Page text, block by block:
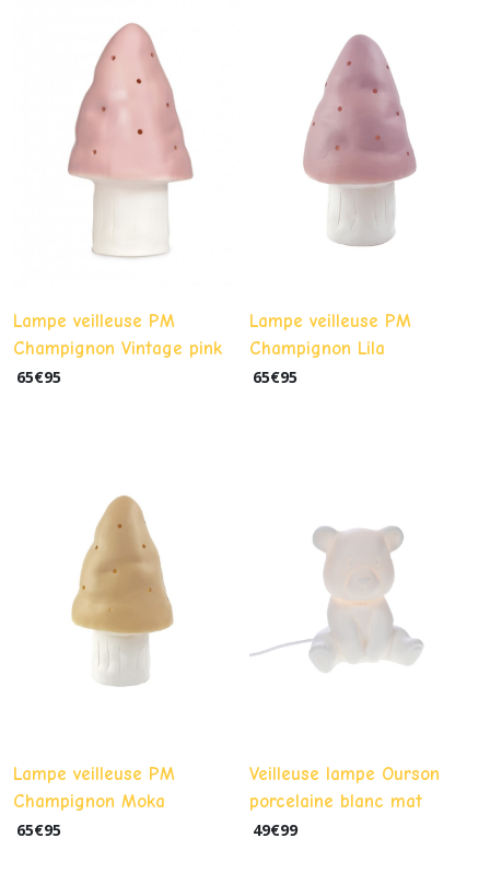
Lampe veilleuse PM
Champignon Vintage pink
65€95
Lampe veilleuse PM
Champignon Lila
65€95
Lampe veilleuse PM
Champignon Moka
65€95
Veilleuse lampe Ourson
porcelaine blanc mat
49€99